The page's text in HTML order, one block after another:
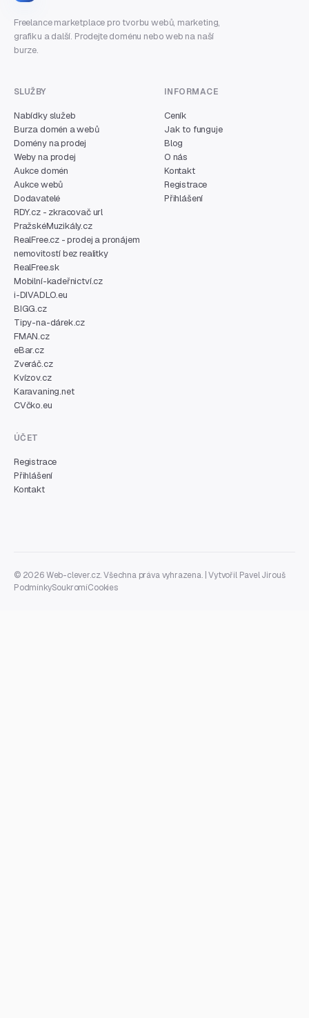
Freelance marketplace pro tvorbu webů, marketing,
grafiku a další. Prodejte doménu nebo web na naší
burze.
SLUŽBY
Nabídky služeb
Burza domén a webů
Domény na prodej
Weby na prodej
Aukce domén
Aukce webů
Dodavatelé
RDY.cz - zkracovač url
PražskéMuzikály.cz
RealFree.cz - prodej a pronájem
nemovitostí bez realitky
RealFree.sk
Mobilní-kadeřnictví.cz
i-DIVADLO.eu
BIGG.cz
Tipy-na-dárek.cz
FMAN.cz
eBar.cz
Zveráč.cz
Kvízov.cz
Karavaning.net
CVčko.eu
INFORMACE
Ceník
Jak to funguje
Blog
O nás
Kontakt
Registrace
Přihlášení
ÚČET
Registrace
Přihlášení
Kontakt
© 2026 Web-clever.cz. Všechna práva vyhrazena. | Vytvořil Pavel Jirouš
PodmínkySoukromíCookies